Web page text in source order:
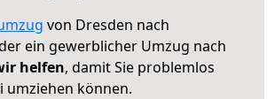
von Dresden nach
ein gewerblicher Umzug nach
helfen, damit Sie problemlos
umziehen können.